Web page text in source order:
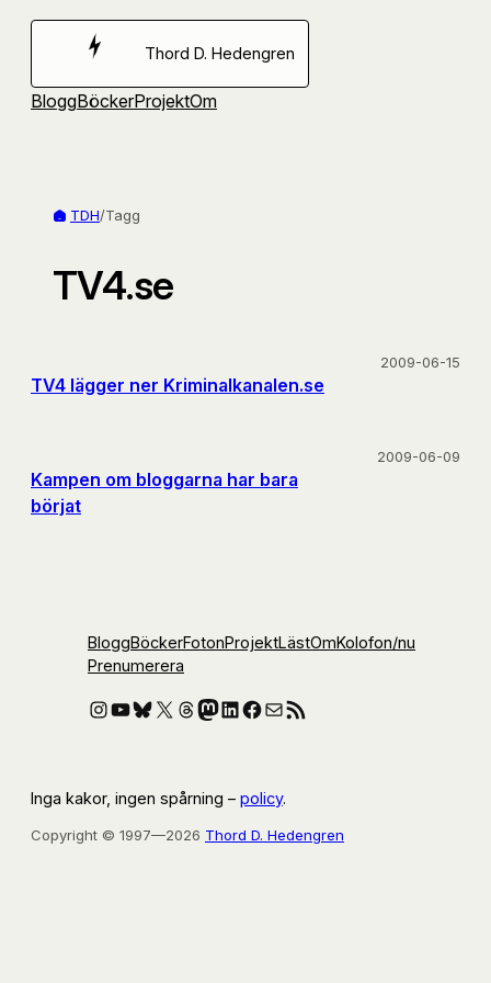
Hoppa
Thord D. Hedengren
BloggBöckerProjektOm
TDH/Tagg
TV4.se
TV4 lägger ner Kriminalkanalen.se
2009-06-15
Kampen om bloggarna har bara
börjat
2009-06-09
BloggBöckerFotonProjektLästOmKolofon/nu
Prenumerera
Instagram
YouTube
Bluesky
X Threads
Mastodon
LinkedIn
Facebook
E-postRSS-flöde
Inga kakor, ingen spårning – policy.
Copyright © 1997—2026 Thord D. Hedengren